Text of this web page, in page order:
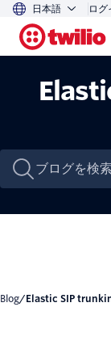
日本語 ログ
Blog/ Elastic SIP